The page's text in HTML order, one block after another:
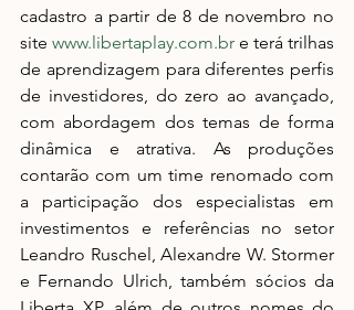
cadastro a partir de 8 de novembro no
site www.libertaplay.com.br e terá trilhas
de aprendizagem para diferentes perfis
de investidores, do zero ao avançado,
com abordagem dos temas de forma
dinâmica e atrativa. As produções
contarão com um time renomado com
a participação dos especialistas em
investimentos e referências no setor
Leandro Ruschel, Alexandre W. Stormer
e Fernando Ulrich, também sócios da